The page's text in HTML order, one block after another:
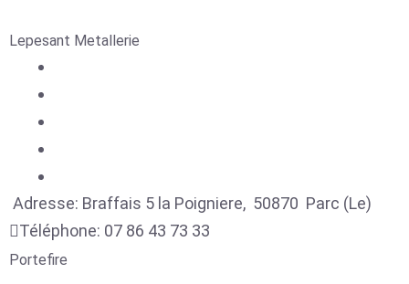
Lepesant Metallerie
Adresse: Braffais 5 la Poigniere, 50870 Parc (Le)
Téléphone: 07 86 43 73 33
Portefire